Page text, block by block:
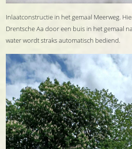
Inlaatconstructie in het gemaal Meerweg.
Drentsche Aa door een buis in het gemaal
water wordt straks automatisch bediend.